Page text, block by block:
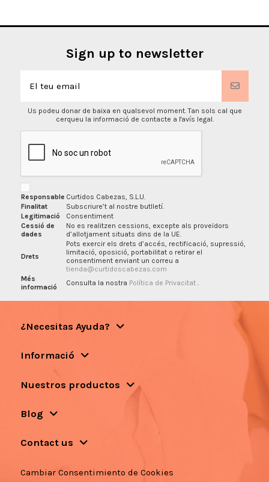
Sign up to newsletter
Us podeu donar de baixa en qualsevol moment. Tan sols cal que
cerqueu la informació de contacte a l'avís legal.
Responsable Curtidos Cabezas, S.L.U.
Finalitat
Subscriure’t al nostre butlletí.
Legitimació
Consentiment
Cessió de
dades
No es realitzen cessions, excepte als proveïdors
d’allotjament situats dins de la UE.
Drets
Pots exercir els drets d’accés, rectificació, supressió,
limitació, oposició, portabilitat o retirar el
consentiment enviant un correu a
tienda@curtidoscabezas.com
Més
informació
Consulta la nostra Política de Privacitat
¿Necesitas Ayuda?
Informació
Nuestros productos
Blog
Contact us
Cambiar Consentimiento de Cookies